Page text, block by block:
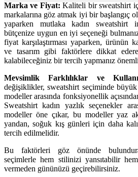
Marka ve Fiyat: Kaliteli bir sweatshirt
markalarına göz atmak iyi bir başlangıç
yaparken mutlaka kadın sweatshirt
bütçenize uygun en iyi seçeneği
fiyat karşılaştırması yaparken, ürünün
ve tasarım gibi faktörlere dikkat
kalabileceğiniz bir tercih yapmanız
Mevsimlik Farklılıklar ve
değişiklikler, sweatshirt seçiminde
modeller arasında fonksiyonellik
Sweatshirt kadın yazlık seçenekler
modeller öne çıkar, bu modeller yaz
yandan, soğuk kış günleri için daha
tercih edilmelidir.
Bu faktörleri göz önünde
seçimlerle hem stilinizi yansıtabilir
vermeden gününüzü geçirebilirsiniz.